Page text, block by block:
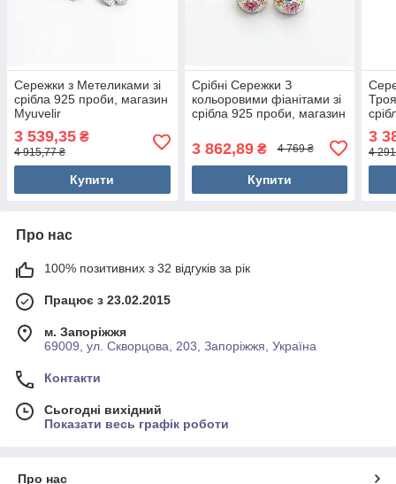
Сережки з Метеликами зі
срібла 925 проби, магазин
Myuvelir
3 539,35 ₴
4 915,77 ₴
Купити
Срібні Сережки З
кольоровими фіанітами зі
срібла 925 проби, магазин
3 862,89₴ 4 769 ₴
Купити
3
4
Про нас
100% позитивних з 32 відгуків за рік
Працює з 23.02.2015
м. Запоріжжя
69009, ул. Скворцова, 203, Запоріжжя, Україна
Контакти
Сьогодні вихідний
Показати весь графік роботи
Про нас